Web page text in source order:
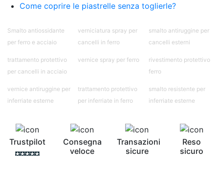
Come coprire le piastrelle senza toglierle?
Smalto antiossidante
per ferro e acciaio
verniciatura spray per
cancelli in ferro
smalto antiruggine per
cancelli esterni
trattamento protettivo
per cancelli in acciaio
vernice spray per ferro
rivestimento protettivo
ferro
vernice antiruggine per
inferriate esterne
trattamento protettivo
per inferriate in ferro
smalto resistente per
inferriate esterne
Trustpilot
Consegna
veloce
Transazioni
sicure
Reso
sicuro